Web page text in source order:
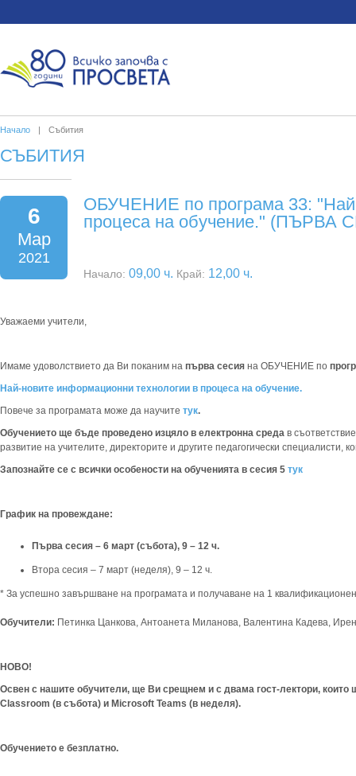
Начало | Събития
СЪБИТИЯ
6
Мар
2021
ОБУЧЕНИЕ по програма 33:
процеса на обучение." (ПЪРВА
Начало: 09,00 ч. Край: 12,00 ч.
Уважаеми учители,
Имаме удоволствието да Ви поканим на първа сесия на ОБУЧЕНИЕ по
Най-новите информационни технологии в процеса на обучение.
Повече за програмата може да научите тук.
Обучението ще бъде проведено изцяло в електронна среда в
развитие на учителите, директорите и другите педагогически специалисти,
Запознайте се с всички особености на обученията в сесия 5 тук
График на провеждане:
Първа сесия – 6 март (събота), 9 – 12 ч.
Втора сесия – 7 март (неделя), 9 – 12 ч.
* За успешно завършване на програмата и получаване на 1
Обучители: Петинка Цанкова, Антоанета Миланова, Валентина Кадева,
НОВО!
Освен с нашите обучители, ще Ви срещнем и с двама гост-лектори, които
Classroom (в събота) и Microsoft Teams (в неделя).
Обучението е безплатно.